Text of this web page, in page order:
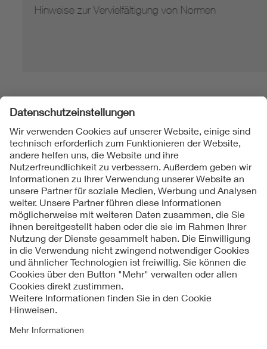
Hinweise zur Vervielfältigung von Normen
Folgen Sie uns
Kontakt
Impressum
Datenschutzinformationen
Cookie Hinweise
Compliance